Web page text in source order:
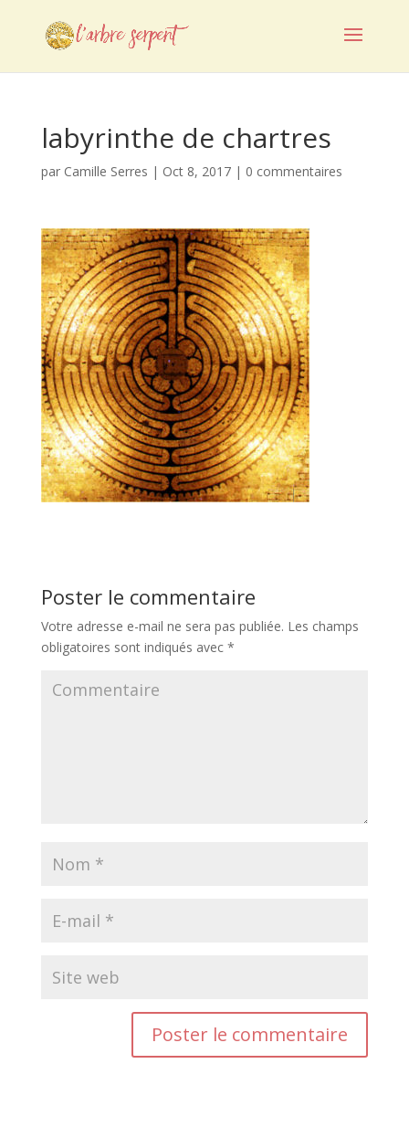
labyrinthe de chartres
par Camille Serres | Oct 8, 2017| 0 commentaires
Poster le commentaire
Votre adresse e-mail ne sera pas publiée. Les champs
obligatoires sont indiqués avec *